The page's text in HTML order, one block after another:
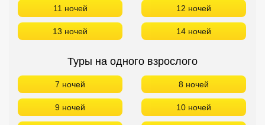
11 ночей 12 ночей
13 ночей 14 ночей
Туры на одного взрослого
7 ночей 8 ночей
9 ночей 10 ночей